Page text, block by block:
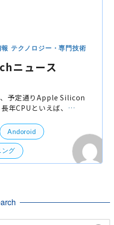
テクノロジー・専門技術
ニュース
予定通りApple Silicon
もARMベースのイン
Andoroid
グ